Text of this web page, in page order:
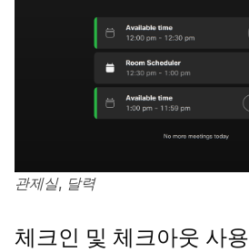
관제실, 달력
체크인 및 체크아웃 사용